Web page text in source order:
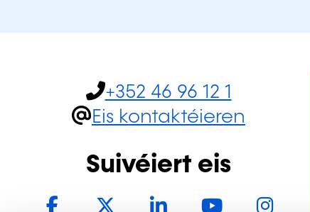
+352 46 96 12 1
Eis kontaktéieren
Suivéiert eis
FacebookTwitter LinkedInYouTube